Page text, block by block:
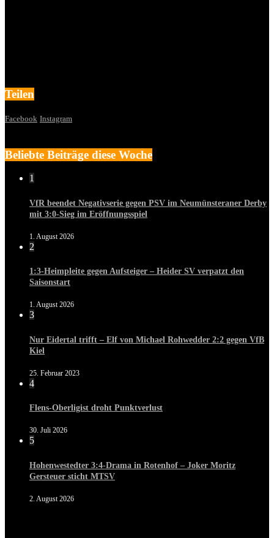
Teilen
Facebook Instagram
Beliebte Beiträge diese Woche
1
VfR beendet Negativserie gegen PSV im Neumünsteraner Derby
mit 3:0-Sieg im Eröffnungsspiel
1. August 2026
2
1:3-Heimpleite gegen Aufsteiger – Heider SV verpatzt den
Saisonstart
1. August 2026
3
Nur Eidertal trifft – Elf von Michael Rohwedder 2:2 gegen VfB
Kiel
25. Februar 2023
4
Flens-Oberligist droht Punktverlust
30. Juli 2026
5
Hohenwestedter 3:4-Drama in Rotenhof – Joker Moritz
Gersteuer sticht MTSV
2. August 2026